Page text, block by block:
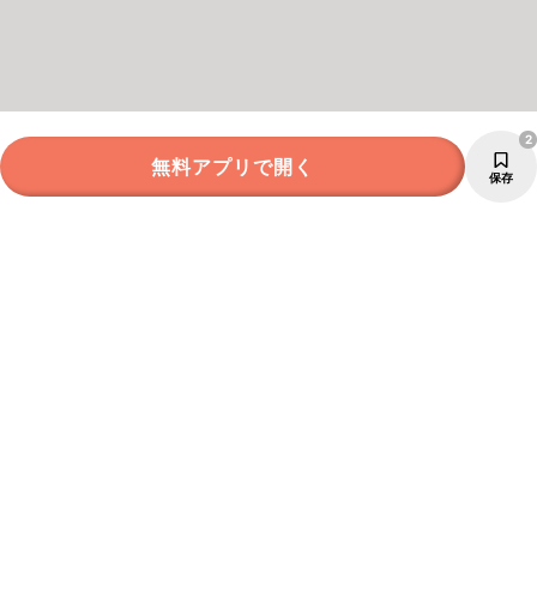
無料アプリで開く 保存
2